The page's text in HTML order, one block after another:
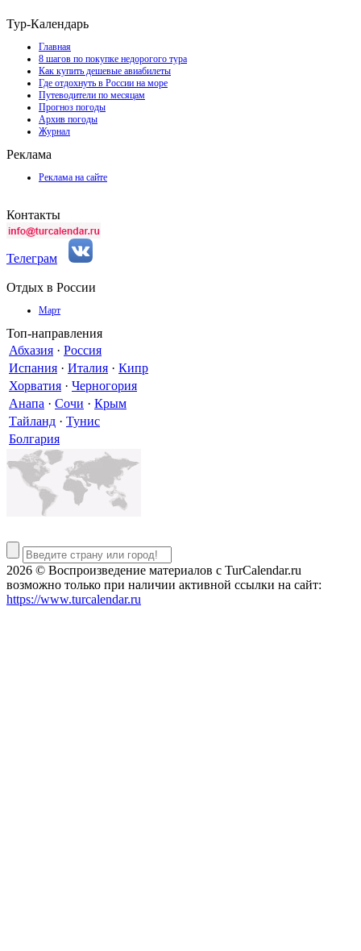
Тур-Календарь
Главная
8 шагов по покупке недорогого тура
Как купить дешевые авиабилеты
Где отдохнуть в России на море
Путеводители по месяцам
Прогноз погоды
Архив погоды
Журнал
Реклама
Реклама на сайте
Контакты
Телеграм
Отдых в России
Март
Топ-направления
Абхазия · Россия
Испания · Италия · Кипр
Хорватия · Черногория
Анапа · Сочи · Крым
Тайланд · Тунис
Болгария
2026 © Воспроизведение материалов c TurCalendar.ru
возможно только при наличии активной ссылки на сайт:
https://www.turcalendar.ru